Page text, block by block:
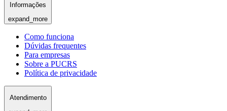
Informações
expand_more
Como funciona
Dúvidas frequentes
Para empresas
Sobre a PUCRS
Política de privacidade
Atendimento